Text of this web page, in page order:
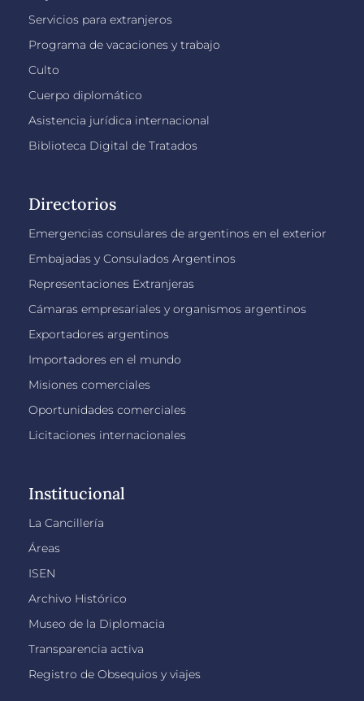
Servicios para extranjeros
Programa de vacaciones y trabajo
Culto
Cuerpo diplomático
Asistencia jurídica internacional
Biblioteca Digital de Tratados
Directorios
Emergencias consulares de argentinos en el exterior
Embajadas y Consulados Argentinos
Representaciones Extranjeras
Cámaras empresariales y organismos argentinos
Exportadores argentinos
Importadores en el mundo
Misiones comerciales
Oportunidades comerciales
Licitaciones internacionales
Institucional
La Cancillería
Áreas
ISEN
Archivo Histórico
Museo de la Diplomacia
Transparencia activa
Registro de Obsequios y viajes